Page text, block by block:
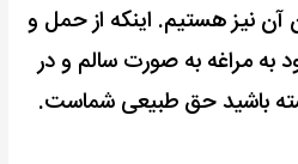
آن نیز هستیم. اینکه از حمل و
به مراغه به صورت سالم و در
باشید حق طبیعی شماست.